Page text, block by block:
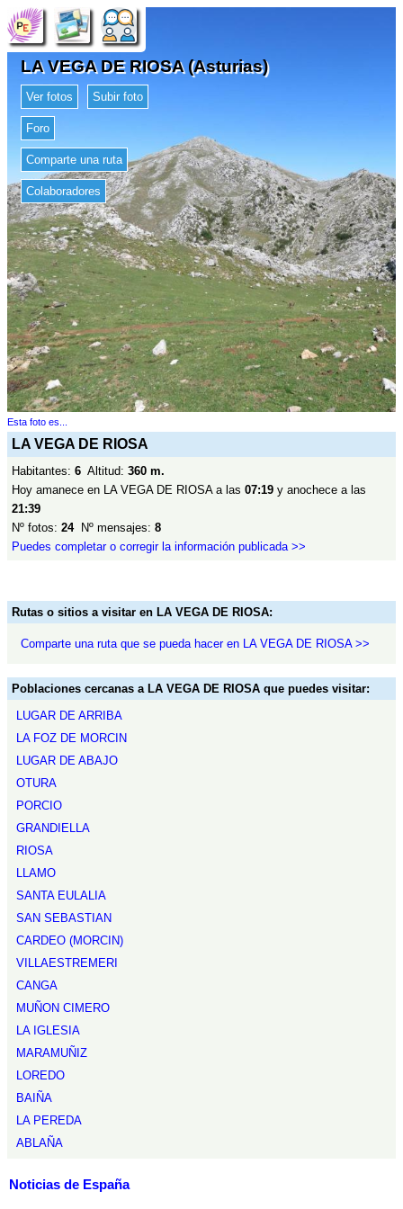
LA VEGA DE RIOSA (Asturias)
Ver fotos Subir foto
Foro
Comparte una ruta
Colaboradores
Esta foto es...
LA VEGA DE RIOSA
Habitantes: 6 Altitud: 360 m.
Hoy amanece en LA VEGA DE RIOSA a las 07:19 y anochece a las
21:39
Nº fotos: 24Nº mensajes: 8
Puedes completar o corregir la información publicada >>
Rutas o sitios a visitar en LA VEGA DE RIOSA:
Comparte una ruta que se pueda hacer en LA VEGA DE RIOSA >>
Poblaciones cercanas a LA VEGA DE RIOSA que puedes visitar:
LUGAR DE ARRIBA
LA FOZ DE MORCIN
LUGAR DE ABAJO
OTURA
PORCIO
GRANDIELLA
RIOSA
LLAMO
SANTA EULALIA
SAN SEBASTIAN
CARDEO (MORCIN)
VILLAESTREMERI
CANGA
MUÑON CIMERO
LA IGLESIA
MARAMUÑIZ
LOREDO
BAIÑA
LA PEREDA
ABLAÑA
Noticias de España